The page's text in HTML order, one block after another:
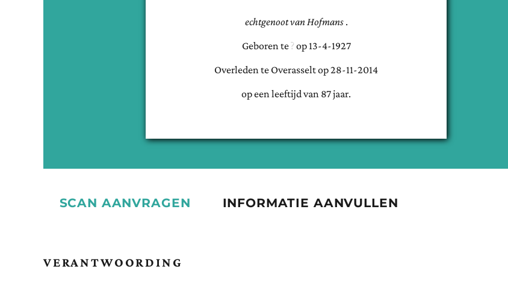
echtgenoot van Hofmans .
Geboren te op 13-4-1927
Overleden te Overasseltop28-11-2014
op een leeftijd van 87jaar.
SCAN AANVRAGEN INFORMATIE AANVULLEN
VERANTWOORDING